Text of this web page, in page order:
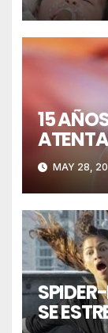
15
MAY 28,
SE